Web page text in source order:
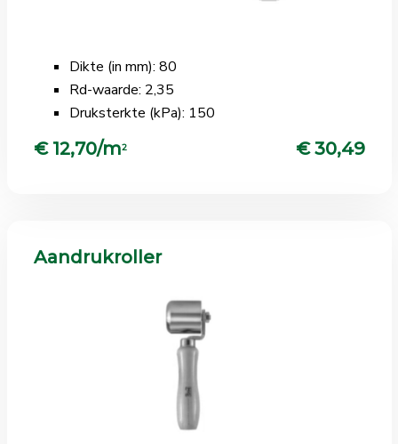
Dikte (in mm): 80
Rd-waarde: 2,35
Druksterkte (kPa): 150
€ 12,70/m2 € 30,49
Aandrukroller